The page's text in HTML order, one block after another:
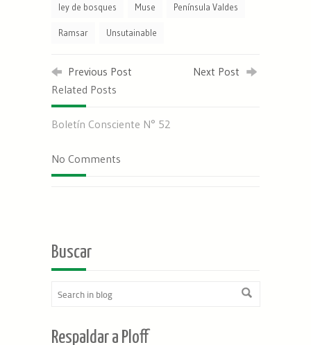
ley de bosques Muse Península Valdes
Ramsar Unsutainable
Previous Post
Next Post
Related Posts
Boletín Consciente N° 52
No Comments
Buscar
Respaldar a Ploff